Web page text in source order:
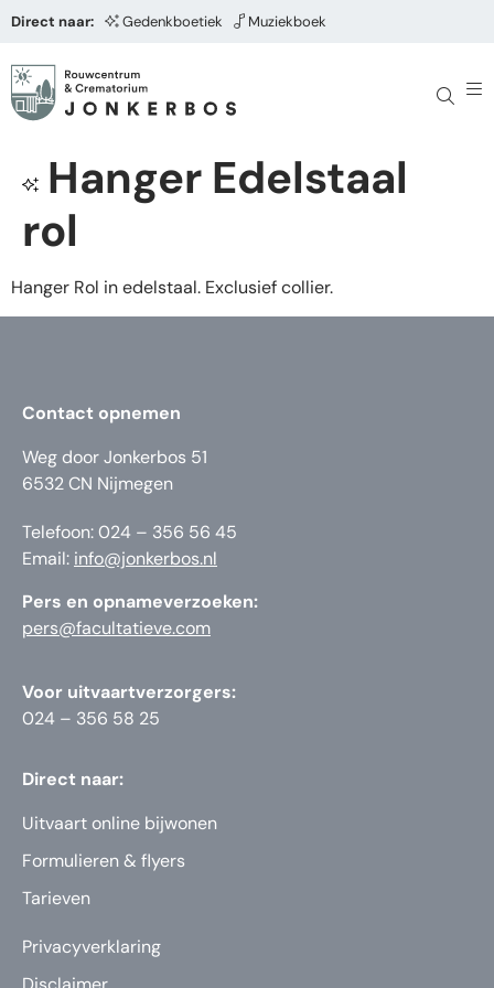
Direct naar: Gedenkboetiek Muziekboek
Hanger Edelstaal
rol
Hanger Rol in edelstaal. Exclusief collier.
Contact opnemen
Weg door Jonkerbos 51
6532 CN Nijmegen
Telefoon: 024 – 356 56 45
Email: info@jonkerbos.nl
Pers en opnameverzoeken:
pers@facultatieve.com
Voor uitvaartverzorgers:
024 – 356 58 25
Direct naar:
Uitvaart online bijwonen
Formulieren & flyers
Tarieven
Privacyverklaring